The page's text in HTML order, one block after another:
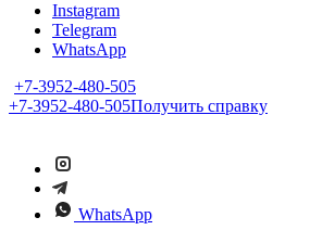
Instagram
Telegram
WhatsApp
+7-3952-480-505
+7-3952-480-505Получить справку
WhatsApp